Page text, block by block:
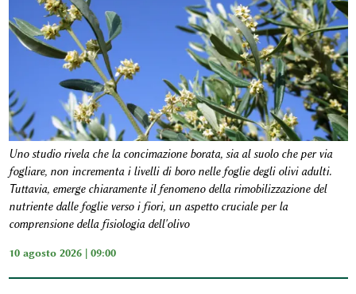
Uno studio rivela che la concimazione borata, sia al suolo che per via
fogliare, non incrementa i livelli di boro nelle foglie degli olivi adulti.
Tuttavia, emerge chiaramente il fenomeno della rimobilizzazione del
nutriente dalle foglie verso i fiori, un aspetto cruciale per la
comprensione della fisiologia dell'olivo
10 agosto 2026 | 09:00